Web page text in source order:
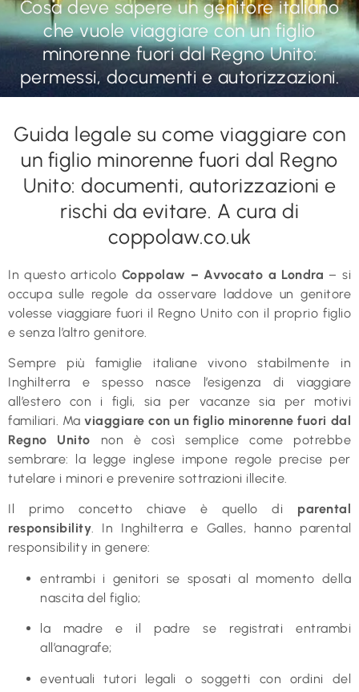
Cosa deve sapere un genitore italiano
che vuole viaggiare con un figlio
minorenne fuori dal Regno Unito:
permessi, documenti e autorizzazioni.
Guida legale su come viaggiare con
un figlio minorenne fuori dal Regno
Unito: documenti, autorizzazioni e
rischi da evitare. A cura di
coppolaw.co.uk
In questo articolo Coppolaw – Avvocato a Londra – si
occupa sulle regole da osservare laddove un genitore
volesse viaggiare fuori il Regno Unito con il proprio figlio
e senza l’altro genitore.
Sempre più famiglie italiane vivono stabilmente in
Inghilterra e spesso nasce l’esigenza di viaggiare
all’estero con i figli, sia per vacanze sia per motivi
familiari. Maviaggiare con un figlio minorenne fuori dal
Regno Unito non è così semplice come potrebbe
sembrare: la legge inglese impone regole precise per
tutelare i minori e prevenire sottrazioni illecite.
Il primo concetto chiave è quello di parental
responsibility. In Inghilterra e Galles, hanno parental
responsibility in genere:
entrambi i genitori se sposati al momento della
nascita del figlio;
la madre e il padre se registrati entrambi
all’anagrafe;
eventuali tutori legali o soggetti con ordini del